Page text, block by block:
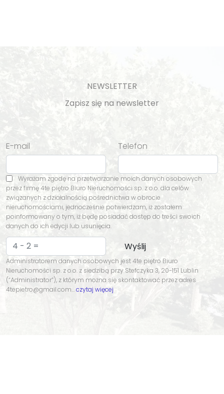
NEWSLETTER
Zapisz się na newsletter
E-mail Telefon
Wyrażam zgodę na przetwarzanie moich danych osobowych
przez firmę 4te piętro Biuro Nieruchomości sp. z o.o. dla celów
związanych z działalnością pośrednictwa w obrocie
nieruchomościami, jednocześnie potwierdzam, iż zostałem
poinformowany o tym, iż będę posiadać dostęp do treści swoich
danych do ich edycji lub usunięcia.
Administratorem danych osobowych jest 4te piętro Biuro
Nieruchomości sp. z o.o. z siedzibą przy Stefczyka 3, 20-151 Lublin
(“Administrator”), z którym można się skontaktować przez adres
4tepietro@gmail.com…czytaj więcej